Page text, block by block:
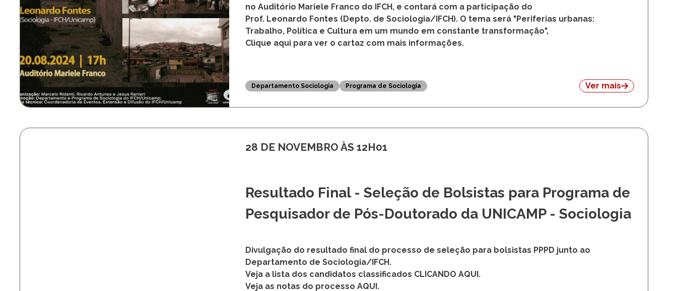
no Auditório Mariele Franco do IFCH, e contará com a participação do
Prof. Leonardo Fontes (Depto. de Sociologia/IFCH). O tema será "Periferias urbanas:
Trabalho, Política e Cultura em um mundo em constante transformação",
Clique aqui para ver o cartaz com mais informações.
Departamento Sociologia Programa de Sociologia Ver mais
28 DE NOVEMBRO ÀS 12H01
Resultado Final - Seleção de Bolsistas para Programa de
Pesquisador de Pós-Doutorado da UNICAMP - Sociologia
Divulgação do resultado final do processo de seleção para bolsistas PPPD junto ao
Departamento de Sociologia/IFCH.
Veja a lista dos candidatos classificados CLICANDO AQUI.
Veja as notas do processo AQUI.